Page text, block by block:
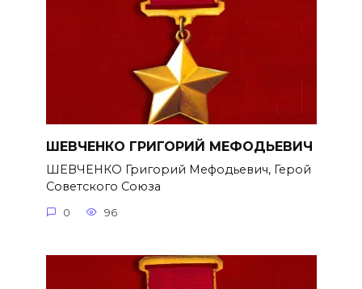
ШЕВЧЕНКО ГРИГОРИЙ МЕФОДЬЕВИЧ
ШЕВЧЕНКО Григорий Мефодьевич, Герой
Советского Союза
0 96